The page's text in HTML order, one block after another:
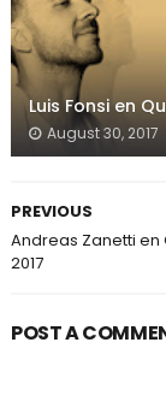
Luis Fonsi en
August 30, 2017
PREVIOUS
Andreas Zanetti
2017
POST A